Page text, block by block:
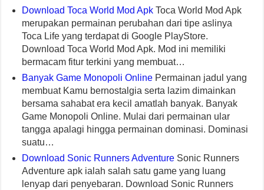
Download Toca World Mod Apk Toca World Mod Apk
merupakan permainan perubahan dari tipe aslinya
Toca Life yang terdapat di Google PlayStore.
Download Toca World Mod Apk. Mod ini memiliki
bermacam fitur terkini yang membuat…
Banyak Game Monopoli Online Permainan jadul yang
membuat Kamu bernostalgia serta lazim dimainkan
bersama sahabat era kecil amatlah banyak. Banyak
Game Monopoli Online. Mulai dari permainan ular
tangga apalagi hingga permainan dominasi. Dominasi
suatu…
Download Sonic Runners Adventure Sonic Runners
Adventure apk ialah salah satu game yang luang
lenyap dari penyebaran. Download Sonic Runners